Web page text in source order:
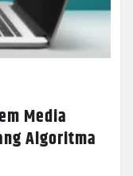
Media
Algoritma